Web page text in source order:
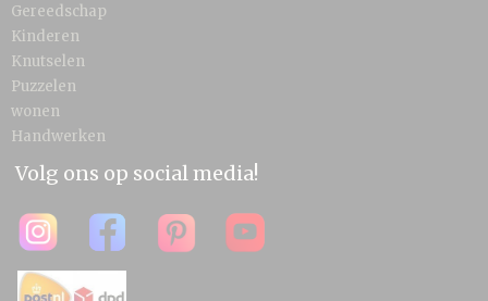
Gereedschap
Kinderen
Knutselen
Puzzelen
wonen
Handwerken
Volg ons op social media!